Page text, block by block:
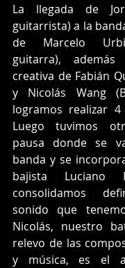
La llegada de
guitarrista) a la
de Marcelo
guitarra),
creativa de Fabián
y Nicolás Wang
logramos realizar
Luego tuvimos
pausa donde se
banda y se
bajista Luciano
consolidamos
sonido que
Nicolás, nuestro
relevo de las
y música, es el